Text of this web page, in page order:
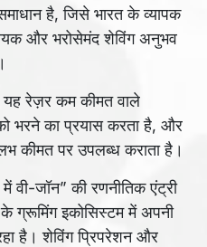
है, जिसे भारत के व्यापक
और भरोसेमंद शेविंग अनुभव
यह रेज़र कम कीमत वाले
भरने का प्रयास करता है, और
कीमत पर उपलब्ध कराता है।
वी-जॉन” की रणनीतिक एंट्री
के ग्रूमिंग इकोसिस्टम में अपनी
है। शेविंग प्रिपरेशन और